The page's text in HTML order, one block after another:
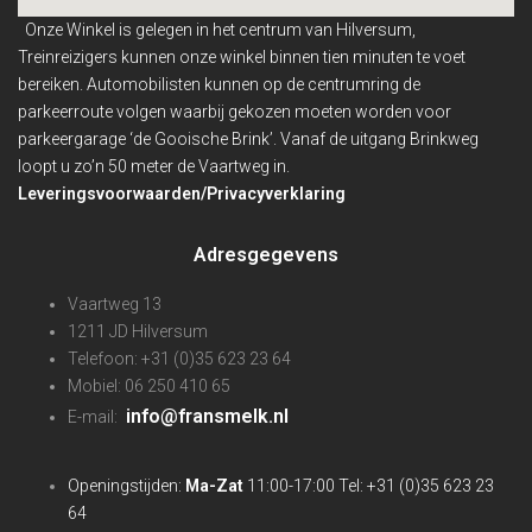
Onze Winkel is gelegen in het centrum van Hilversum,
Treinreizigers kunnen onze winkel binnentien minuten te voet
bereiken. Automobilisten kunnen op de centrumring de
parkeerroute volgen waarbij gekozen moeten worden voor
parkeergarage ‘de Gooische Brink’. Vanaf de uitgang Brinkweg
loopt u zo’n 50 meter de Vaartweg in.
Leveringsvoorwaarden/Privacyverklaring
Adresgegevens
Vaartweg 13
1211 JD Hilversum
Telefoon: +31 (0)35 623 23 64
Mobiel: 06 250 410 65
E-mail: info@fransmelk.nl
Openingstijden: Ma-Zat 11:00-17:00 Tel: +31 (0)35 623 23
64